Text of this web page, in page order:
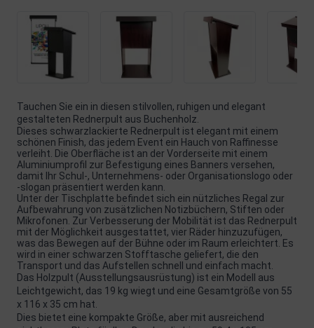
Tauchen Sie ein in diesen stilvollen, ruhigen und elegant
gestalteten Rednerpult aus Buchenholz.
Dieses schwarzlackierte Rednerpult ist elegant mit einem
schönen Finish, das jedem Event ein Hauch von Raffinesse
verleiht. Die Oberfläche ist an der Vorderseite mit einem
Aluminiumprofil zur Befestigung eines Banners versehen,
damit Ihr Schul-, Unternehmens- oder Organisationslogo oder
-slogan präsentiert werden kann.
Unter der Tischplatte befindet sich ein nützliches Regal zur
Aufbewahrung von zusätzlichen Notizbüchern, Stiften oder
Mikrofonen. Zur Verbesserung der Mobilität ist das Rednerpult
mit der Möglichkeit ausgestattet, vier Räder hinzuzufügen,
was das Bewegen auf der Bühne oder im Raum erleichtert. Es
wird in einer schwarzen Stofftasche geliefert, die den
Transport und das Aufstellen schnell und einfach macht.
Das Holzpult (Ausstellungsausrüstung) ist ein Modell aus
Leichtgewicht, das 19 kg wiegt und eine Gesamtgröße von 55
x 116 x 35 cm hat.
Dies bietet eine kompakte Größe, aber mit ausreichend